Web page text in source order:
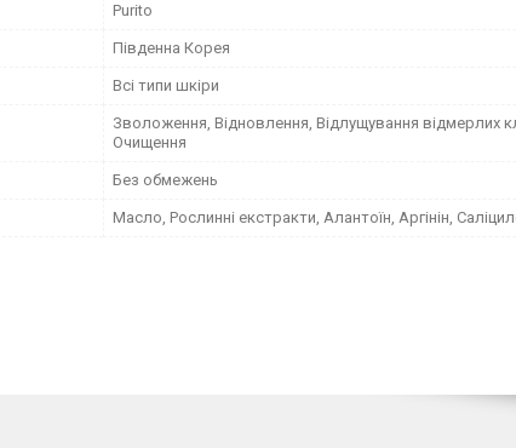
Purito
Південна Корея
Всі типи шкіри
Зволоження, Відновлення, Відлущування відмерлих
Очищення
Без обмежень
Масло, Рослинні екстракти, Алантоїн, Аргінін,